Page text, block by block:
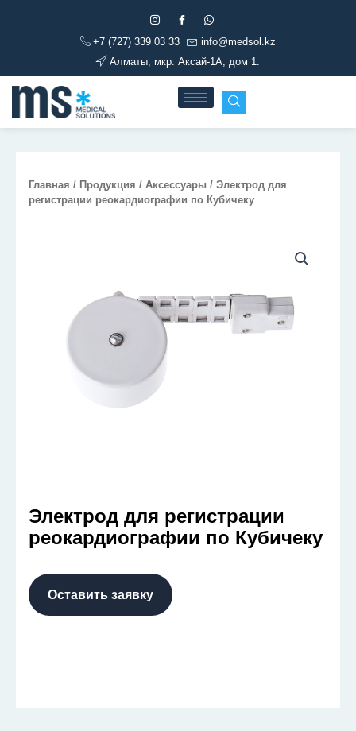
+7 (727) 339 03 33
info@medsol.kz
Алматы, мкр. Аксай-1А, дом 1.
Главная / Продукция / Аксессуары / Электрод для
регистрации реокардиографии по Кубичеку
Электрод для регистрации
реокардиографии по Кубичеку
Оставить заявку